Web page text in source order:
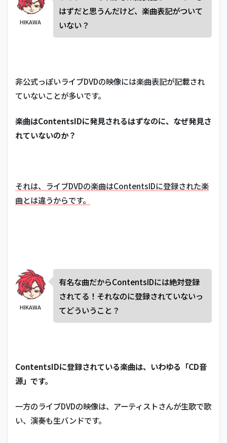
HIKAWA
はずだと思うんだけど、楽曲表記がついて
いない？
非公式っぽいライブDVDの映像には楽曲表記が記載され
ていないことが多いです。
楽曲はContentsIDに発見されるはずなのに、なぜ発見さ
れていないのか？
それは、ライブDVDの楽曲はContentsIDに登録された楽
曲とは違うからです。
HIKAWA
有名な曲だからContentsIDには絶対登録
されてる！それなのに登録されていないっ
てどういうこと？
ContentsIDに登録されている楽曲は、いわゆる「CD音
源」です。
一方のライブDVDの映像は、アーティストさんが生歌で歌
い、演奏も生バンドです。